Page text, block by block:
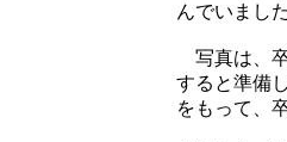
んでいまし
写真は、
すると準備
をもって、